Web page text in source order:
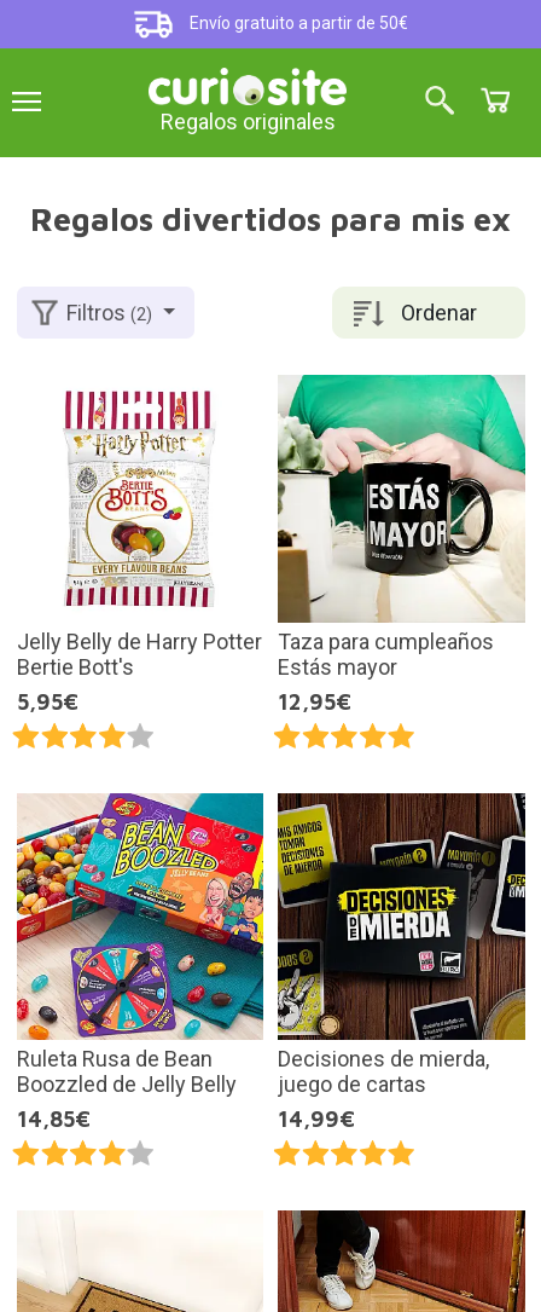
Envío gratuito a partir de 50€
Regalos originales
Regalos divertidos para mis ex
Ordenar
Filtros(2)
Jelly Belly de Harry Potter
Bertie Bott's
5,95€
Taza para cumpleaños
Estás mayor
12,95€
Ruleta Rusa de Bean
Boozzled de Jelly Belly
14,85€
Decisiones de mierda,
juego de cartas
14,99€